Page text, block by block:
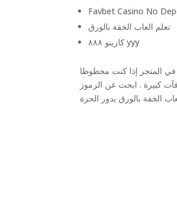
Favbet Casino No
تعلم العاب الخفة بالورق
كازينو ٨٨٨ yyy
في المتجر إذا كنت محظوظا
كبيرة . ابحث عن الرموز